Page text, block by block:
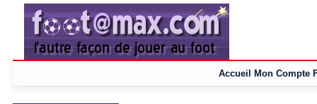
Accueil Mon Compte